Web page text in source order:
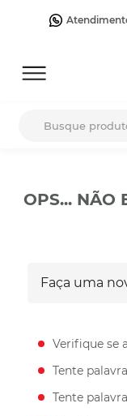
OPS... NÃO
Verifique se
Tente
Tente